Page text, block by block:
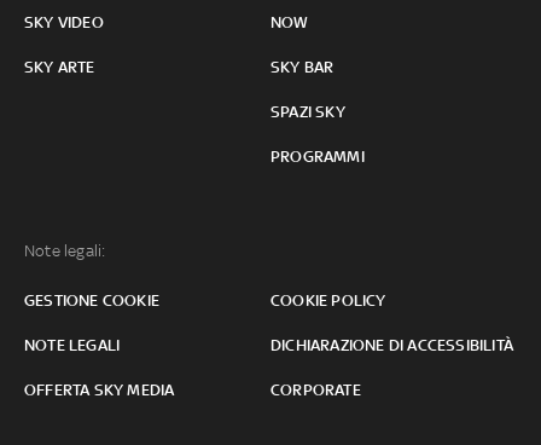
SKY VIDEO
SKY ARTE
NOW
SKY BAR
SPAZI SKY
PROGRAMMI
Note legali:
GESTIONE COOKIE COOKIE POLICY
NOTE LEGALI DICHIARAZIONE DI ACCESSIBILITÀ
OFFERTA SKY MEDIA CORPORATE